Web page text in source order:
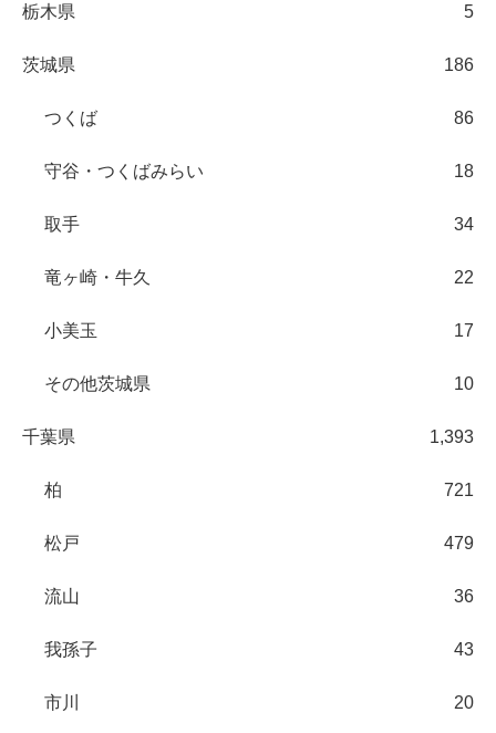
栃木県 5
茨城県 186
つくば 86
守谷・つくばみらい 18
取手 34
竜ヶ崎・牛久 22
小美玉 17
その他茨城県 10
千葉県 1,393
柏 721
松戸 479
流山 36
我孫子 43
市川 20